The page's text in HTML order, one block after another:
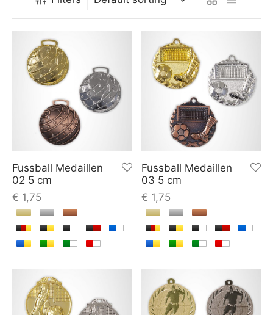
Fussball Medaillen
02 5 cm
€ 1,75
Fussball Medaillen
03 5 cm
€ 1,75